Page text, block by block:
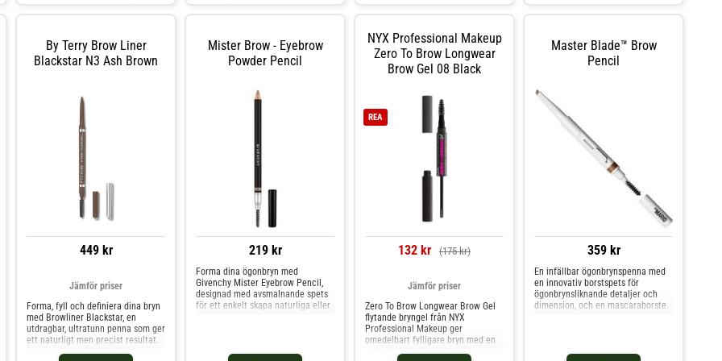
vattenfast och hållbar och håller i
upp till 24 timmar. Den veganska
formulan med utmärkt
långvarig brynmakeup. Den finns i
5 naturliga nyanser, perfekt för alla
hudtoner. Nanobrow-pennan är
metoden för att skapa en
sminkning som ser ut precis som
Brew
blekna eller färga av sigCRUELTY
FREEKLINISKT
TESTATOPARFYMERATVEGAN-
By Terry Brow Liner
Blackstar N3 Ash Brown
449 kr
Jämför priser
Forma, fyll och definiera dina bryn
med Browliner Blackstar, en
utdragbar, ultratunn penna som ger
ett naturligt men precist resultat.
Den byggbara, lättblendade
Mister Brow - Eyebrow
Powder Pencil
219 kr
Forma dina ögonbryn med
Givenchy Mister Eyebrow Pencil,
designad med avsmalnande spets
för ett enkelt skapa naturliga eller
NYX Professional Makeup
Zero To Brow Longwear
Brow Gel 08 Black
REA
132 kr (175 kr)
Jämför priser
Zero To Brow Longwear Brow Gel
flytande bryngel från NYX
Professional Makeup ger
omedelbart fylligare bryn med en
naturlig look. Formulan sitter som
Master Blade™ Brow
Pencil
359 kr
En infällbar ögonbrynspenna med
en innovativ borstspets för
ögonbrynsliknande detaljer och
dimension, och en mascaraborste